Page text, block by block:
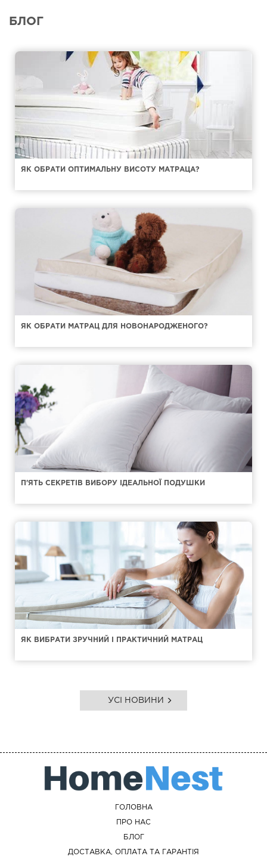
БЛОГ
ЯК ОБРАТИ ОПТИМАЛЬНУ ВИСОТУ МАТРАЦА?
ЯК ОБРАТИ МАТРАЦ ДЛЯ НОВОНАРОДЖЕНОГО?
П'ЯТЬ СЕКРЕТІВ ВИБОРУ ІДЕАЛЬНОЇ ПОДУШКИ
ЯК ВИБРАТИ ЗРУЧНИЙ І ПРАКТИЧНИЙ МАТРАЦ
УСІ НОВИНИ
ГОЛОВНА
ПРО НАС
БЛОГ
ДОСТАВКА, ОПЛАТА ТА ГАРАНТІЯ